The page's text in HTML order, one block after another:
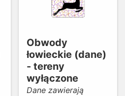
wędkarskich) z
informacją o ich
uprawnionych do
rybactwa.
Obwody
łowieckie (dane)
- tereny
wyłączone
Dane zawierają